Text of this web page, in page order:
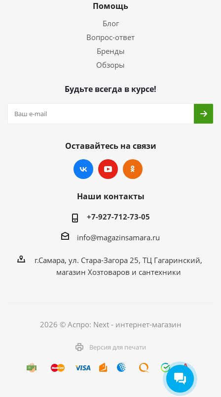
Помощь
Блог
Вопрос-ответ
Бренды
Обзоры
Будьте всегда в курсе!
Оставайтесь на связи
Наши контакты
+7-927-712-73-05
info@magazinsamara.ru
г.Самара, ул. Стара-Загора 25, ТЦ Гагаринский,
магазин Хозтоваров и сантехники
2026 © Аспро: Next - интернет-магазин
Версия для печати